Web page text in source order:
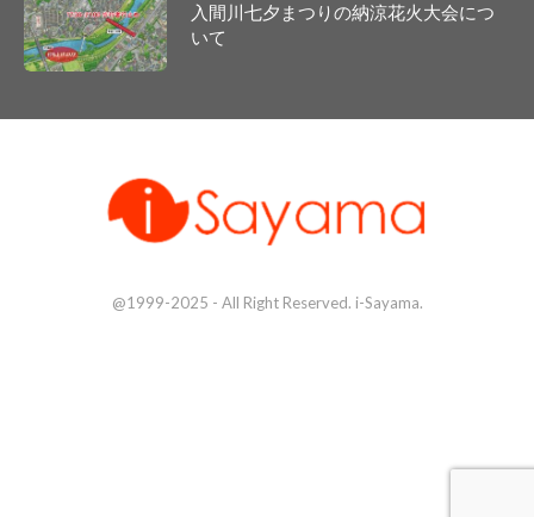
入間川七夕まつりの納涼花火大会につ
いて
@1999-2025 - All Right Reserved. i-Sayama.